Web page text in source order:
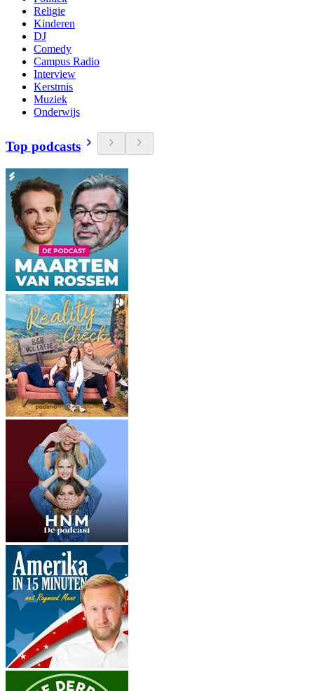
Religie
Kinderen
DJ
Comedy
Campus Radio
Interview
Kerstmis
Muziek
Onderwijs
Top podcasts